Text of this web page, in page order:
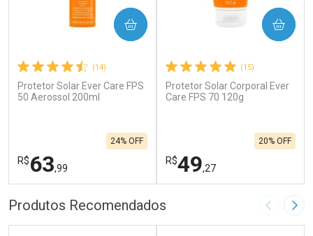
(14)
Protetor Solar Ever Care FPS
50 Aerossol 200ml
R$63,99
24% OFF
COMPRAR
FECHAR
FECHAR
(15)
Protetor Solar Corporal Ever
Care FPS 70 120g
R$49,27
20% OFF
COMPRAR
Produtos Recomendados Imagem